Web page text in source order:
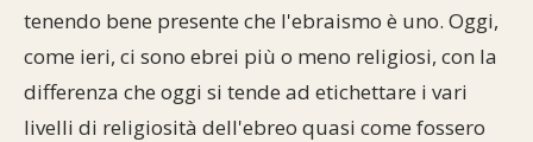
tenendo bene presente che l'ebraismo è uno. Oggi,
come ieri, ci sono ebrei più o meno religiosi, con la
differenza che oggi si tende ad etichettare i vari
livelli di religiosità dell'ebreo quasi come fossero